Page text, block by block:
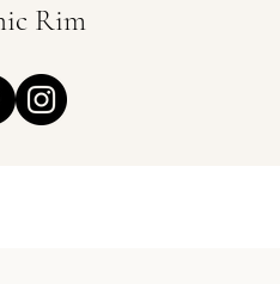
Rim
and Makeup Artist